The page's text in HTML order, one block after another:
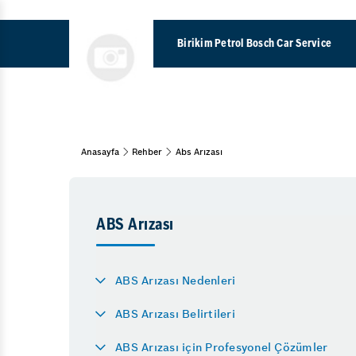
Birikim Petrol Bosch Car Service
Araç Bakım & Onarım
Kış Bakımı
Periyodik Bakım
Göçük Düzeltme
Partikül Filtresi
Motor Neden Yağ Yakar
Uzun Yola Çıkmadan
Bayrampaşa Oto Sanayi
Anasayfa Rehber Abs Arızası
ABS Arızası
ABS Arızası Nedenleri
ABS Arızası Belirtileri
ABS Arızası için Profesyonel Çözümler